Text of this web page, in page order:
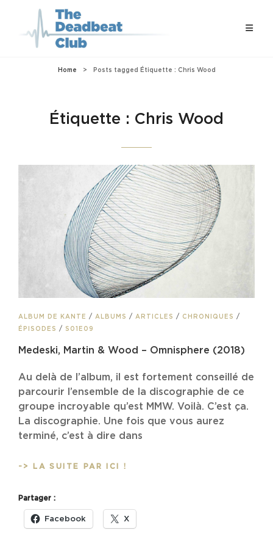
Home > Posts tagged Étiquette : Chris Wood
Étiquette : Chris Wood
CAT
LINKS
ALBUM DE KANTE / ALBUMS / ARTICLES / CHRONIQUES /
ÉPISODES / S01E09
Medeski, Martin & Wood – Omnisphere (2018)
Au delà de l’album, il est fortement conseillé de
parcourir l’ensemble de la discographie de ce
groupe incroyable qu’est MMW. Voilà. C’est ça.
La discographie. Une fois que vous aurez
terminé, c’est à dire dans
-> LA SUITE PAR ICI !
–
OMNISPHERE
Partager :
Facebook X